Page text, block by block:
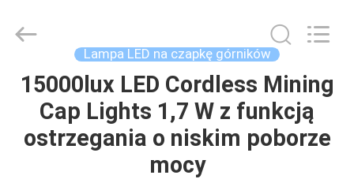
DOM
PRODUKTY
Rights
Reserved.
Lampa LED na czapkę górników
15000lux LED Cordless Mining
Cap Lights 1,7 W z funkcją
ostrzegania o niskim poborze
mocy